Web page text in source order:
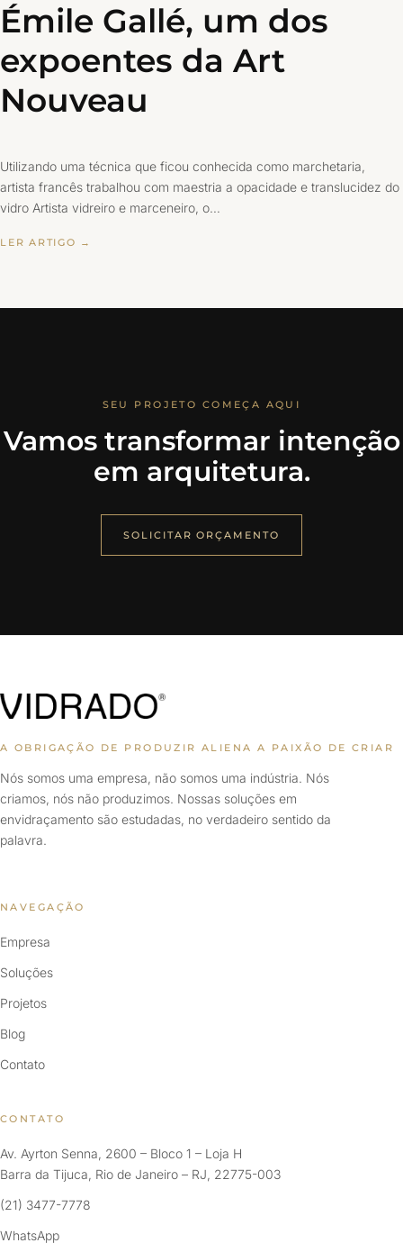
Émile Gallé, um dos
expoentes da Art
Nouveau
Utilizando uma técnica que ficou conhecida como marchetaria,
artista francês trabalhou com maestria a opacidade e translucidez do
vidro Artista vidreiro e marceneiro, o…
LER ARTIGO →
SEU PROJETO COMEÇA AQUI
Vamos transformar intenção
em arquitetura.
SOLICITAR ORÇAMENTO
A OBRIGAÇÃO DE PRODUZIR ALIENA A PAIXÃO DE CRIAR
Nós somos uma empresa, não somos uma indústria. Nós
criamos, nós não produzimos. Nossas soluções em
envidraçamento são estudadas, no verdadeiro sentido da
palavra.
NAVEGAÇÃO
Empresa
Soluções
Projetos
Blog
Contato
CONTATO
Av. Ayrton Senna, 2600 – Bloco 1 – Loja H
Barra da Tijuca, Rio de Janeiro – RJ, 22775-003
(21) 3477-7778
WhatsApp